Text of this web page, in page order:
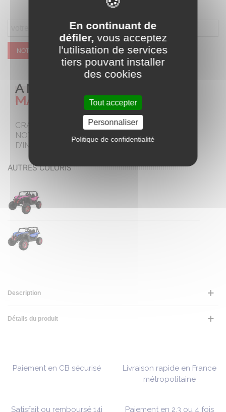
NOTIFIEZ MOI QUAND CE SERA DISPONIBLE
A NE PAS
MANQUER
CRAQUEZ POUR
NOTRE SELECTION
D’INCONTOURNABLES
AUTRES COLORIS
Description
Détails du produit
Paiement en CB sécurisé
Livraison rapide en France
métropolitaine
Satisfait ou remboursé 14j Paiement en 2,3 ou 4 fois
En continuant de
défiler, vous acceptez
l'utilisation de services
tiers pouvant installer
des cookies
Tout accepter
Personnaliser
Politique de confidentialité